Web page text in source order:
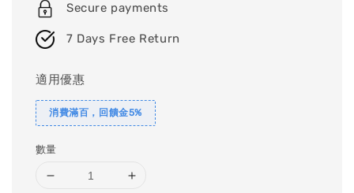
Secure payments
7 Days Free Return
適用優惠
消費滿百，回饋金5%
數量